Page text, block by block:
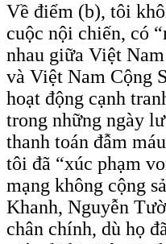
Về điểm (b), tôi
cuộc nội chiến, có
nhau giữa Việt
và Việt Nam Cộng
hoạt động cạnh
trong những ngày
thanh toán đẫm
tôi đã “xúc phạm
mạng không cộng
Khanh, Nguyễn
chân chính, dù họ